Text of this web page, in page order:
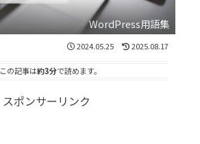
WordPress用語集
2024.05.25 2025.08.17
この記事は約3分で読めます。
スポンサーリンク